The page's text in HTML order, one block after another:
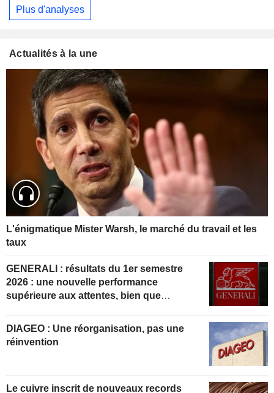
Plus d'analyses
Actualités à la une
L'énigmatique Mister Warsh, le marché du travail et les
taux
GENERALI : résultats du 1er semestre
2026 : une nouvelle performance
supérieure aux attentes, bien que
DIAGEO : Une réorganisation, pas une
réinvention
Le cuivre inscrit de nouveaux records